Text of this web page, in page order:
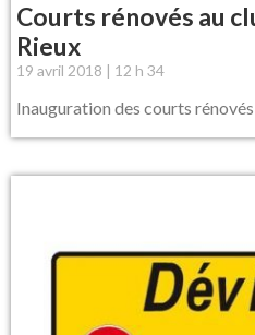
Courts rénovés au
Rieux
19 avril 2018 12 h 34
Inauguration des courts rénovés